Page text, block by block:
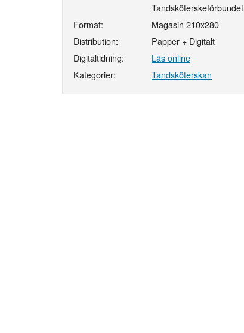
Tandsköterskeförbundet
Format:
Magasin 210x280
Distribution:
Papper + Digitalt
Digitaltidning:
Läs online
Kategorier:
Tandsköterskan